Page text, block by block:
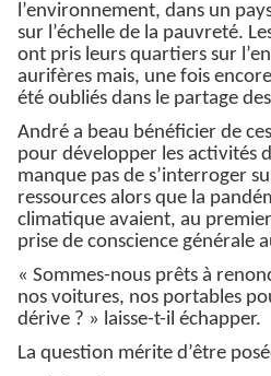
l’environnement, dans un
sur l’échelle de la pauvreté.
ont pris leurs quartiers sur
aurifères mais, une fois
été oubliés dans le partage
André a beau bénéficier de
pour développer les activités
manque pas de s’interroger
ressources alors que la
climatique avaient, au
prise de conscience générale
« Sommes-nous prêts à
nos voitures, nos portables
dérive ? » laisse-t-il échapper.
La question mérite d’être